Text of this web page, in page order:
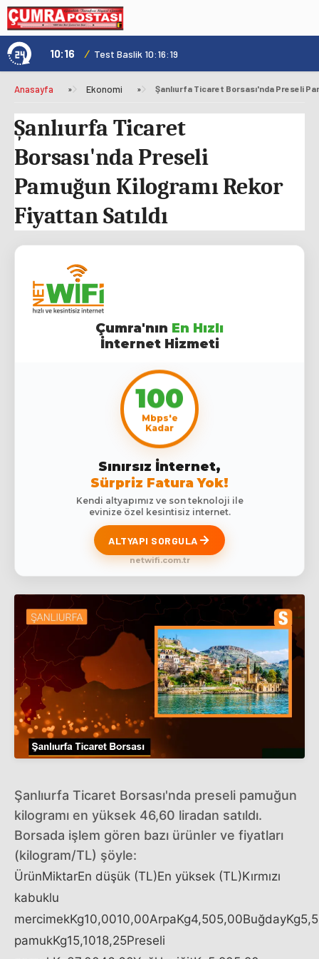
10:16 / Test Baslik 10:16:19
Anasayfa » Ekonomi »
Şanlıurfa Ticaret
Borsası'nda Preseli
Pamuğun Kilogramı Rekor
Fiyattan Satıldı
Çumra'nın En Hızlı
İnternet Hizmeti
100
Mbps'e
Kadar
Sınırsız İnternet,
Sürpriz Fatura Yok!
Kendi altyapımız ve son teknoloji ile
evinize özel kesintisiz internet.
ALTYAPI SORGULA
netwifi.com.tr
Şanlıurfa Ticaret Borsası'nda preseli pamuğun
kilogramı en yüksek 46,60 liradan satıldı.
Borsada işlem gören bazı ürünler ve fiyatları
(kilogram/TL) şöyle:
ÜrünMiktarEn düşük (TL)En yüksek (TL)Kırmızı
kabuklu
pamukKg15,1018,25Preseli